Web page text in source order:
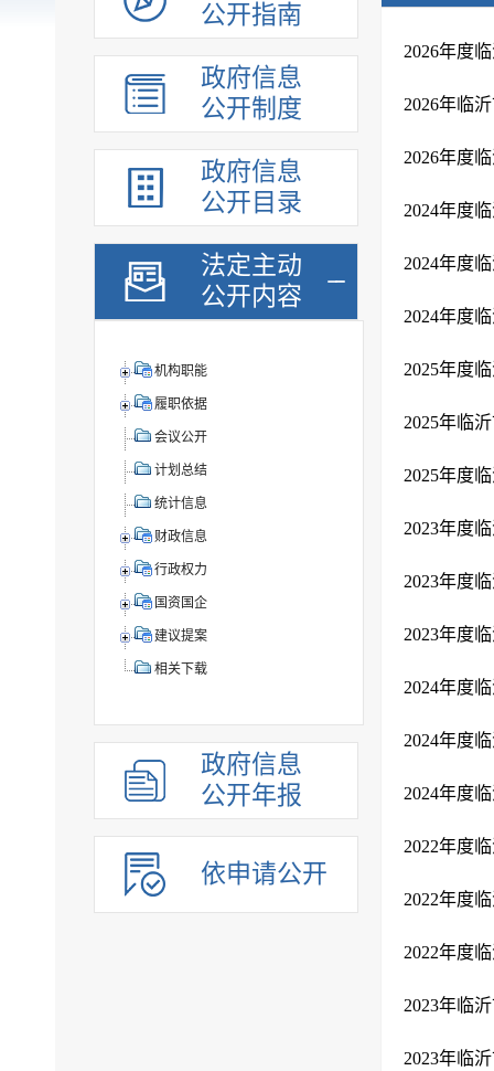
公开指南
政府信息
公开制度
政府信息
公开目录
法定主动
公开内容
机构职能
履职依据
会议公开
计划总结
统计信息
财政信息
行政权力
国资国企
建议提案
相关下载
政府信息
公开年报
依申请公开
2026年度
2026年临
2026年度
2024年度
2024年度
2024年度
2025年度
2025年临
2025年度
2023年度
2023年度
2023年度
2024年度
2024年度
2024年度
2022年度
2022年度
2022年度
2023年临
2023年临